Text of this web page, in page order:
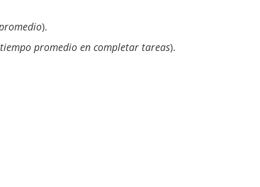
).
promedio en completar tareas).